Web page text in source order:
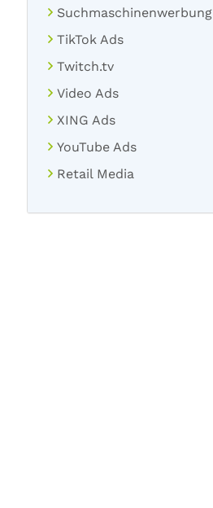
Suchmaschinenwerbung
TikTok Ads
Twitch.tv
Video Ads
XING Ads
YouTube Ads
Retail Media